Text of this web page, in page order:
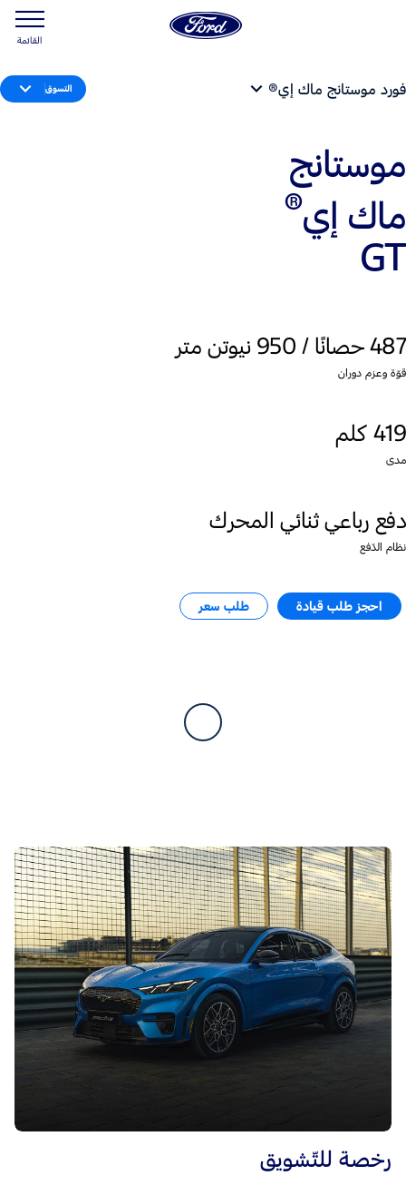
القائمة
فورد موستانج ماك إي® التسوق
موستانج
ماك إي®
GT
487 حصانًا / 950 نيوتن متر
قوّة وعزم دوران
419 كلم
مدى
دفع رباعي ثنائي المحرك
نظام الدّفع
احجز طلب قيادة​ طلب سعر​
رخصة للتّشويق